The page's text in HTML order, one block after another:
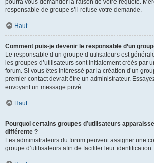
pourra vous demander la raison de votre requête.
responsable de groupe s’il refuse votre demande.
Haut
Comment puis-je devenir le responsable d’un
Le responsable d’un groupe d’utilisateurs est
les groupes d’utilisateurs sont initialement créés par
forum. Si vous êtes intéressé par la création d’un
premier contact devrait être un administrateur.
envoyant un message privé.
Haut
Pourquoi certains groupes d’utilisateurs
différente ?
Les administrateurs du forum peuvent assigner une
groupe d’utilisateurs afin de faciliter leur identification.